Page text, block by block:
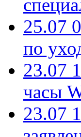
25.07
по
23.07
часы
23.07